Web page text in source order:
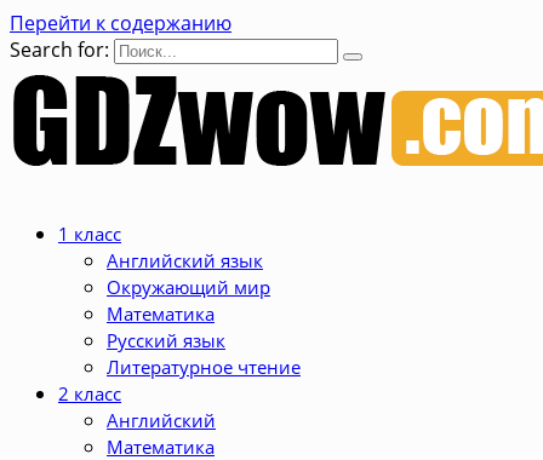
Перейти к содержанию
Search for:
1 класс
Английский язык
Окружающий мир
Математика
Русский язык
Литературное чтение
2 класс
Английский
Математика